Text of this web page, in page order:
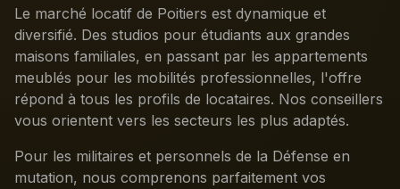
Le marché locatif de Poitiers est dynamique et
diversifié. Des studios pour étudiants aux grandes
maisons familiales, en passant par les appartements
meublés pour les mobilités professionnelles, l'offre
répond à tous les profils de locataires. Nos conseillers
vous orientent vers les secteurs les plus adaptés.
Pour les militaires et personnels de la Défense en
mutation, nous comprenons parfaitement vos